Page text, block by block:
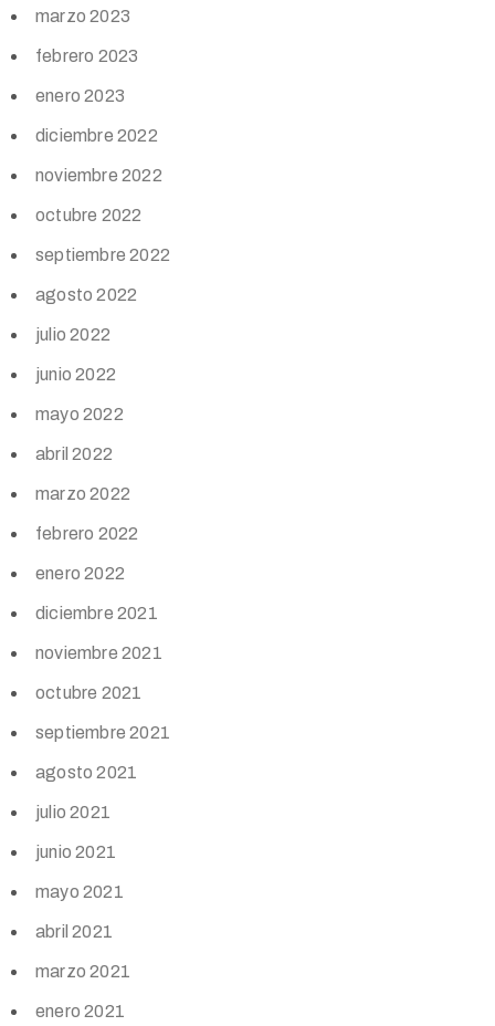
marzo 2023
febrero 2023
enero 2023
diciembre 2022
noviembre 2022
octubre 2022
septiembre 2022
agosto 2022
julio 2022
junio 2022
mayo 2022
abril 2022
marzo 2022
febrero 2022
enero 2022
diciembre 2021
noviembre 2021
octubre 2021
septiembre 2021
agosto 2021
julio 2021
junio 2021
mayo 2021
abril 2021
marzo 2021
enero 2021